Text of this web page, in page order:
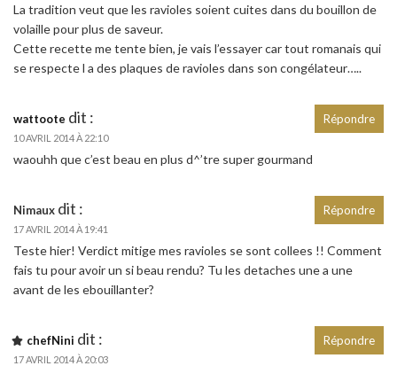
La tradition veut que les ravioles soient cuites dans du bouillon de
volaille pour plus de saveur.
Cette recette me tente bien, je vais l’essayer car tout romanais qui
se respecte l a des plaques de ravioles dans son congélateur…..
wattoote dit :
10 AVRIL 2014 À 22:10
waouhh que c’est beau en plus d^’tre super gourmand
Répondre
Nimaux dit :
17 AVRIL 2014 À 19:41
Teste hier! Verdict mitige mes ravioles se sont collees !! Comment
fais tu pour avoir un si beau rendu? Tu les detaches une a une
avant de les ebouillanter?
Répondre
chefNini dit :
17 AVRIL 2014 À 20:03
Répondre